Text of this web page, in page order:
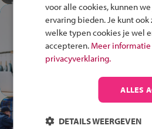
In de
plek!
Ontdek via
op de
anders is!
voor alle cookies, kunnen
ervaring bieden. Je kunt
welke typen cookies je wel
accepteren. Meer
privacyverklaring.
ALLES
DETAILS WEERGEVEN